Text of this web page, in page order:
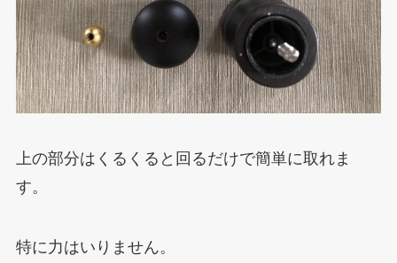
上の部分はくるくると回るだけで簡単に取れま
す。
特に力はいりません。